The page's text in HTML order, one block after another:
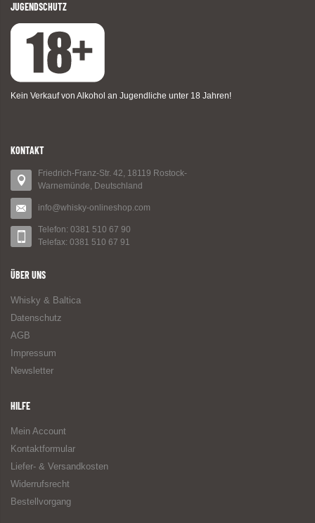
JUGENDSCHUTZ
Kein Verkauf von Alkohol an Jugendliche unter 18 Jahren!
KONTAKT
Friedrich-Franz-Str. 42, 18119 Rostock-
Warnemünde, Deutschland
info@whisky-onlineshop.com
Telefon: 0381 510 67 90
Telefax: 0381 510 67 91
ÜBER UNS
Whisky & Baltica
Datenschutz
AGB
Impressum
Newsletter
HILFE
Mein Account
Kontaktformular
Liefer- & Versandkosten
Widerrufsrecht
Bestellvorgang